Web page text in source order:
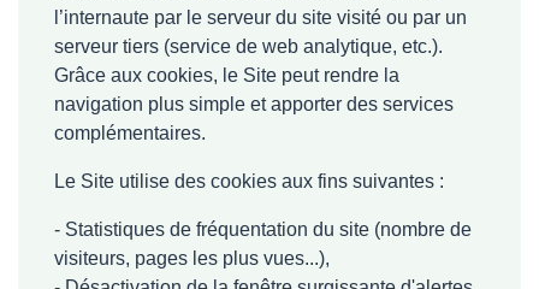
l’internaute par le serveur du site visité ou par un
serveur tiers (service de web analytique, etc.).
Grâce aux cookies, le Site peut rendre la
navigation plus simple et apporter des services
complémentaires.
Le Site utilise des cookies aux fins suivantes :
- Statistiques de fréquentation du site (nombre de
visiteurs, pages les plus vues...),